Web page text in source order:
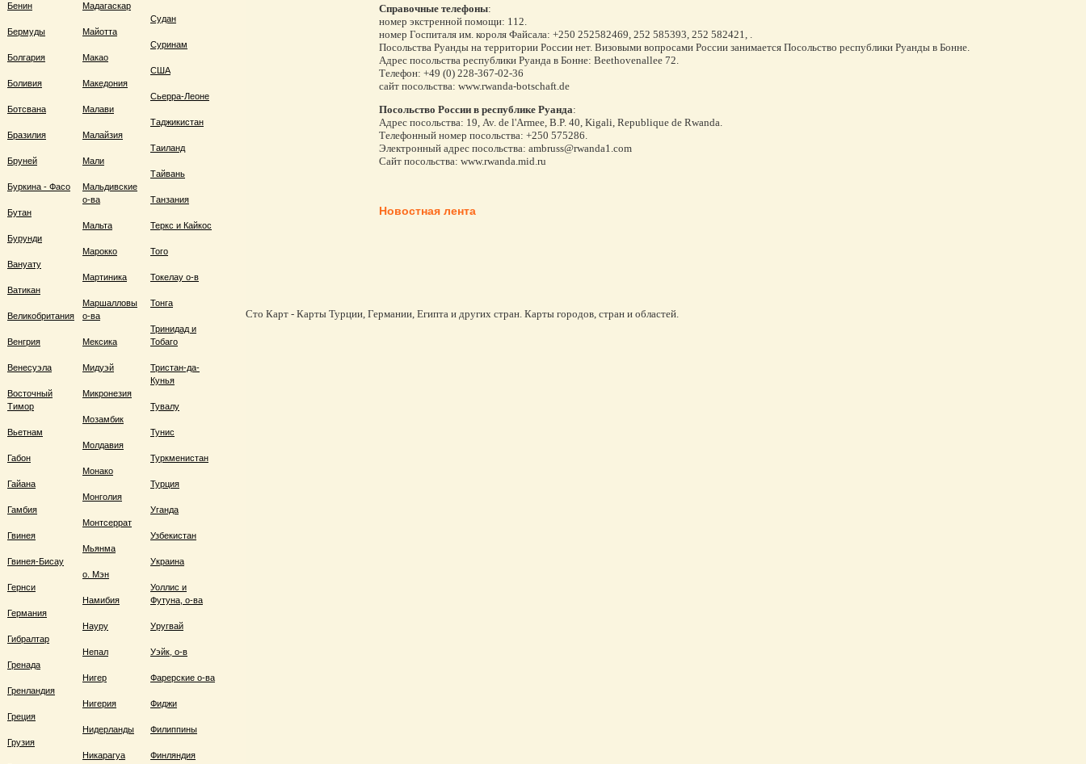
Бенин
Бермуды
Болгария
Боливия
Ботсвана
Бразилия
Бруней
Буркина - Фасо
Бутан
Бурунди
Вануату
Ватикан
Великобритания
Венгрия
Венесуэла
Восточный
Тимор
Вьетнам
Габон
Гайана
Гамбия
Гвинея
Гвинея-Бисау
Гернси
Германия
Гибралтар
Гренада
Гренландия
Греция
Грузия
Мадагаскар
Майотта
Макао
Македония
Малави
Малайзия
Мали
Мальдивские
о-ва
Мальта
Марокко
Мартиника
Маршалловы
о-ва
Мексика
Мидуэй
Микронезия
Мозамбик
Молдавия
Монако
Монголия
Монтсеррат
Мьянма
о. Мэн
Намибия
Науру
Непал
Нигер
Нигерия
Нидерланды
Никарагуа
Судан
Суринам
США
Сьерра-Леоне
Таджикистан
Таиланд
Тайвань
Танзания
Теркс и Кайкос
Того
Токелау о-в
Тонга
Тринидад и
Тобаго
Тристан-да-
Кунья
Тувалу
Тунис
Туркменистан
Турция
Уганда
Узбекистан
Украина
Уоллис и
Футуна, о-ва
Уругвай
Уэйк, о-в
Фарерские о-ва
Фиджи
Филиппины
Финляндия
Справочные телефоны:
номер экстренной помощи: 112.
номер Госпиталя им. короля Файсала: +250 252582469, 252 585393, 252 582421, .
Посольства Руанды на территории России нет. Визовыми вопросами России занимается Посольство республики Руанды в Бонне.
Адрес посольства республики Руанда в Бонне: Beethovenallee 72.
Телефон: +49 (0) 228-367-02-36
сайт посольства: www.rwanda-botschaft.de
Посольство России в республике Руанда:
Адрес посольства: 19, Av. de l'Armee, B.P. 40, Kigali, Republique de Rwanda.
Телефонный номер посольства: +250 575286.
Электронный адрес посольства: ambruss@rwanda1.com
Сайт посольства: www.rwanda.mid.ru
Новостная лента
Сто Карт - Карты Турции, Германии, Египта и других стран. Карты городов, стран и областей.